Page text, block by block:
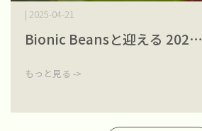
| 2025-04-21
Bionic Beansと迎える 202⋯
もっと見る ->